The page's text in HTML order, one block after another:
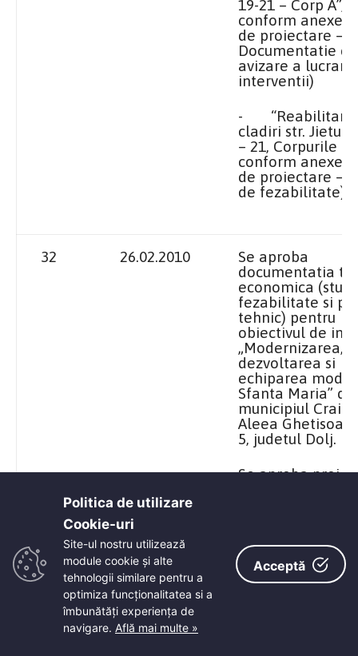
19-21 – Corp A”,
conform anexei
de proiectare –
Documentatie de
avizare a
interventii)
- “Reabilitare
cladiri str.
– 21, Corpurile E
conform anexei
de proiectare –
de fezabilitate)
32 26.02.2010
Se aproba
documentatia
economica
fezabilitate si
tehnic) pentru
obiectivul de
„Modernizarea,
dezvoltarea si
echiparea
Sfanta Maria” din
municipiul
Aleea
5, judetul Dolj.
Se aproba
cheltuielile
proiect in
3.489.985 lei.
Politica de utilizare
Cookie-uri‎
Site-ul nostru utilizează
module cookie și alte
tehnologii similare pentru a
optimiza funcţionalitatea si a
îmbunătăţi experienţa de
navigare. Află mai multe »
Acceptă